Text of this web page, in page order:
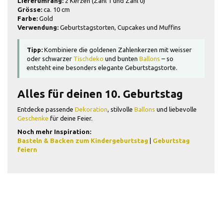
Grösse: ca. 10 cm
Farbe: Gold
Verwendung: Geburtstagstorten, Cupcakes und Muffins
Tipp: Kombiniere die goldenen Zahlenkerzen mit weisser
oder schwarzer Tischdeko und bunten Ballons – so
entsteht eine besonders elegante Geburtstagstorte.
Alles für deinen 10. Geburtstag
Entdecke passende Dekoration, stilvolle Ballons und liebevolle
Geschenke für deine Feier.
Noch mehr Inspiration:
Basteln & Backen zum Kindergeburtstag | Geburtstag
feiern